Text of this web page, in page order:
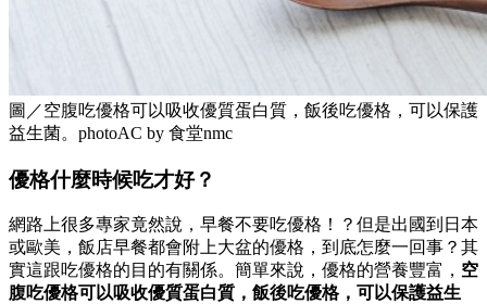
圖／空腹吃優格可以吸收優質蛋白質，飯後吃優格，可以保護
益生菌。photoAC by 食堂nmc
優格什麼時候吃才好？
網路上很多專家竟然說，早餐不要吃優格！？但是出國到日本
或歐美，飯店早餐都會附上大盆的優格，到底怎麼一回事？其
實這跟吃優格的目的有關係。簡單來說，優格的營養豐富， 空
腹吃優格可以吸收優質蛋白質，飯後吃優格，可以保護益生